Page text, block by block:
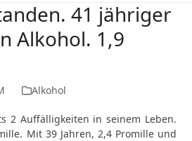
41 jähriger
Alkohol. 1,9
Alkohol
2 Auffälligkeiten in seinem Leben.
Mit 39 Jahren, 2,4 Promille und